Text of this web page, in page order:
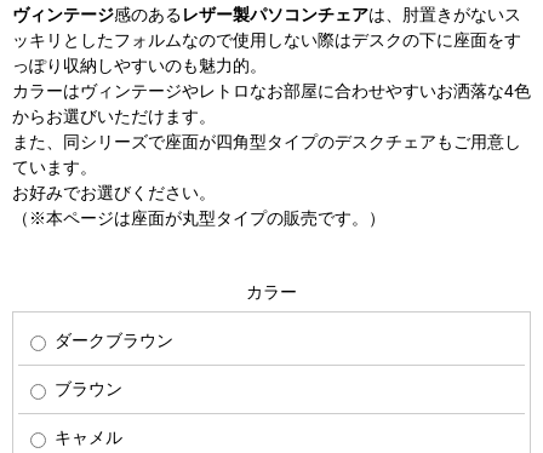
ヴィンテージ感のあるレザー製パソコンチェアは、肘置きがないス
ッキリとしたフォルムなので使用しない際はデスクの下に座面をす
っぽり収納しやすいのも魅力的。
カラーはヴィンテージやレトロなお部屋に合わせやすいお洒落な4色
からお選びいただけます。
また、同シリーズで座面が四角型タイプのデスクチェアもご用意し
ています。
お好みでお選びください。
（※本ページは座面が丸型タイプの販売です。）
カラー
ダークブラウン
ブラウン
キャメル